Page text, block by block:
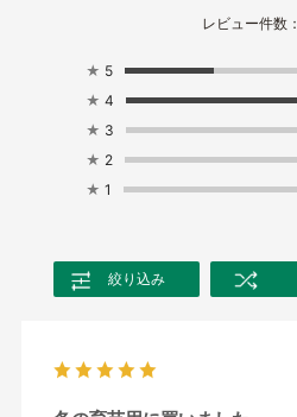
レビュー件数：
★ 5
★ 4
★ 3
★ 2
★ 1
絞り込み